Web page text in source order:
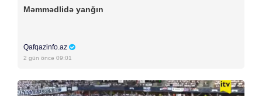
Məmmədlidə yanğın
Qafqazinfo.az
2 gün öncə 09:01